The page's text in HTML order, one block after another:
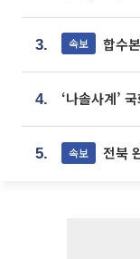
3. 속보 합수본, '
4.
5. 속보 전북